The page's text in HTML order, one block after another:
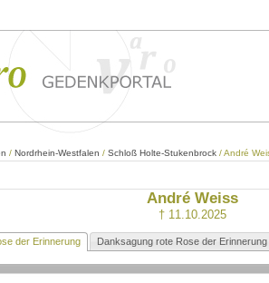
/ Nordrhein-Westfalen / Schloß Holte-Stukenbrock / André
André Weiss
† 11.10.2025
der Erinnerung Danksagung rote Rose der Erinnerung